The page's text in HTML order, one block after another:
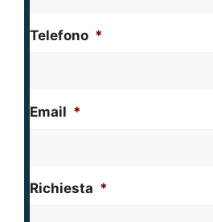
Telefono *
Email *
Richiesta *